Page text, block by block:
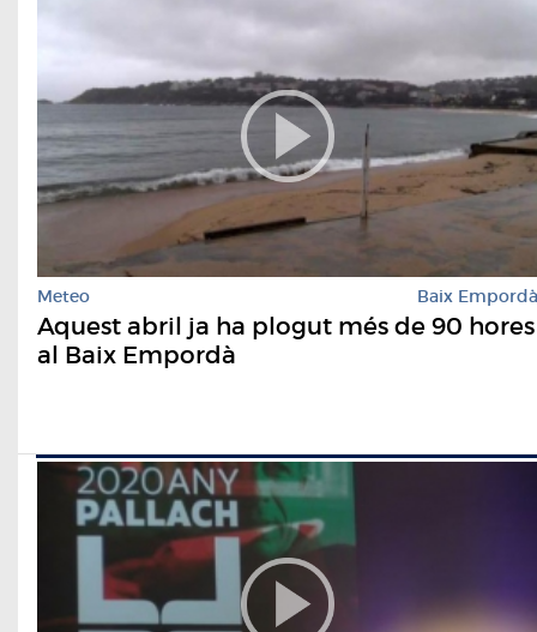
Meteo Baix Empordà
Aquest abril ja ha plogut més de 90 hores
al Baix Empordà